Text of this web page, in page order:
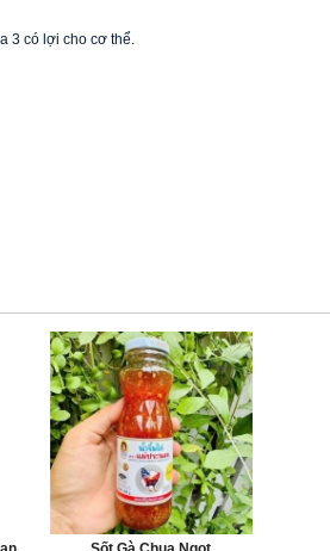
3 có lợi cho cơ thể.